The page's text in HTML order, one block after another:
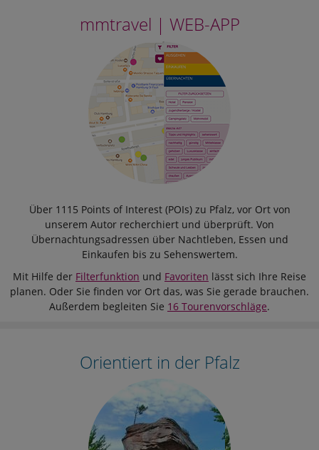
mmtravel | WEB-APP
Über 1115 Points of Interest (POIs) zu Pfalz, vor Ort von
unserem Autor recherchiert und überprüft. Von
Übernachtungsadressen über Nachtleben, Essen und
Einkaufen bis zu Sehenswertem.
Mit Hilfe der Filterfunktion und Favoriten lässt sich Ihre Reise
planen. Oder Sie finden vor Ort das, was Sie gerade brauchen.
Außerdem begleiten Sie 16 Tourenvorschläge.
Orientiert in der Pfalz